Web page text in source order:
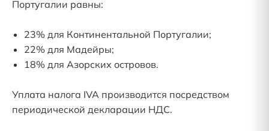
Португалии равны:
23% для Континентальной Португалии;
22% для Мадейры;
18% для Азорских островов.
Уплата налога IVA производится посредством
периодической декларации НДС.